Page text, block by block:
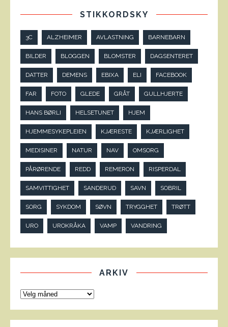
STIKKORDSKY
3C ALZHEIMER AVLASTNING BARNEBARN
BILDER BLOGGEN BLOMSTER DAGSENTERET
DATTER DEMENS EBIXA ELI FACEBOOK
FAR FOTO GLEDE GRÅT GULLHJERTE
HANS BØRLI HELSETUNET HJEM
HJEMMESYKEPLEIEN KJÆRESTE KJÆRLIGHET
MEDISINER NATUR NAV OMSORG
PÅRØRENDE REDD REMERON RISPERDAL
SAMVITTIGHET SANDERUD SAVN SOBRIL
SORG SYKDOM SØVN TRYGGHET TRØTT
URO UROKRÅKA VAMP VANDRING
ARKIV